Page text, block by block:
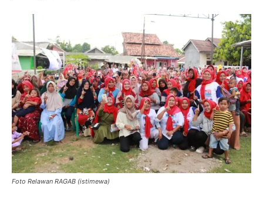
Foto Relawan RAGAB (istimewa)